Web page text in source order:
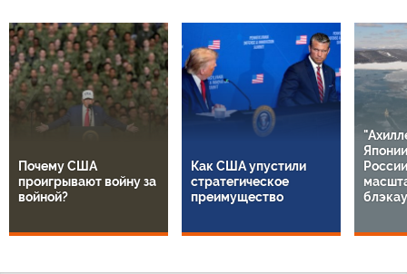
Почему США
проигрывают войну за
войной?
Как США упустили
стратегическое
преимущество